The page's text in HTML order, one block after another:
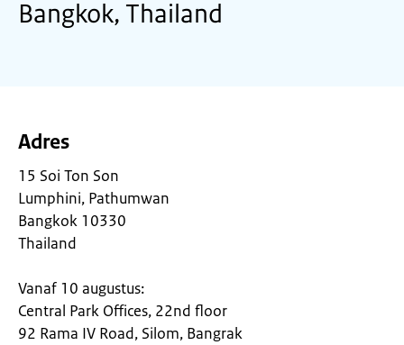
Bangkok, Thailand
Adres
15 Soi Ton Son
Lumphini, Pathumwan
Bangkok 10330
Thailand
Vanaf 10 augustus:
Central Park Offices, 22nd floor
92 Rama IV Road, Silom, Bangrak